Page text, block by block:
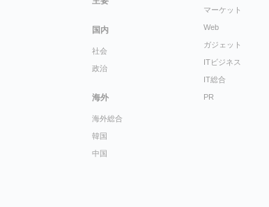
国内
社会
政治
海外
海外総合
韓国
中国
マーケット
Web
ガジェット
ITビジネス
IT総合
PR